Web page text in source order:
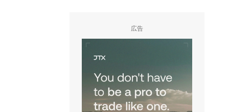
広告